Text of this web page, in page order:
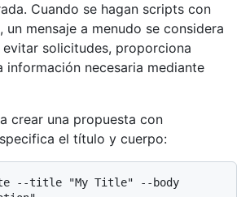
Cuando se hagan scripts con
un mensaje a menudo se considera
evitar solicitudes, proporciona
información necesaria mediante
crear una propuesta con
el título y cuerpo:
--title "My Title" --body